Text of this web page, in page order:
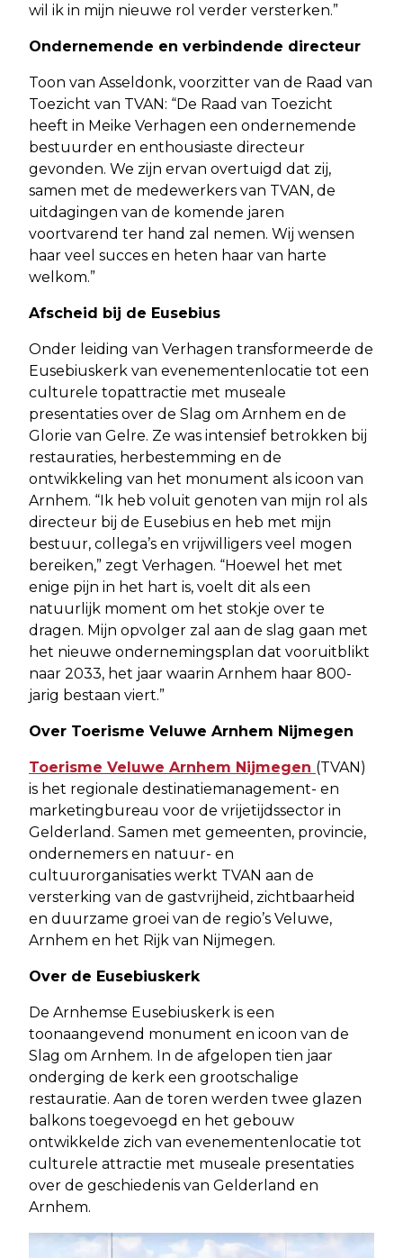
wil ik in mijn nieuwe rol verder versterken.”
Ondernemende en verbindende directeur
Toon van Asseldonk, voorzitter van de Raad van
Toezicht van TVAN: “De Raad van Toezicht
heeft in Meike Verhagen een ondernemende
bestuurder en enthousiaste directeur
gevonden. We zijn ervan overtuigd dat zij,
samen met de medewerkers van TVAN, de
uitdagingen van de komende jaren
voortvarend ter hand zal nemen. Wij wensen
haar veel succes en heten haar van harte
welkom.”
Afscheid bij de Eusebius
Onder leiding van Verhagen transformeerde de
Eusebiuskerk van evenementenlocatie tot een
culturele topattractie met museale
presentaties over de Slag om Arnhem en de
Glorie van Gelre. Ze was intensief betrokken bij
restauraties, herbestemming en de
ontwikkeling van het monument als icoon van
Arnhem. “Ik heb voluit genoten van mijn rol als
directeur bij de Eusebius en heb met mijn
bestuur, collega’s en vrijwilligers veel mogen
bereiken,” zegt Verhagen. “Hoewel het met
enige pijn in het hart is, voelt dit als een
natuurlijk moment om het stokje over te
dragen. Mijn opvolger zal aan de slag gaan met
het nieuwe ondernemingsplan dat vooruitblikt
naar 2033, het jaar waarin Arnhem haar 800-
jarig bestaan viert.”
Over Toerisme Veluwe Arnhem Nijmegen
Toerisme Veluwe Arnhem Nijmegen (TVAN)
is het regionale destinatiemanagement- en
marketingbureau voor de vrijetijdssector in
Gelderland. Samen met gemeenten, provincie,
ondernemers en natuur- en
cultuurorganisaties werkt TVAN aan de
versterking van de gastvrijheid, zichtbaarheid
en duurzame groei van de regio’s Veluwe,
Arnhem en het Rijk van Nijmegen.
Over de Eusebiuskerk
De Arnhemse Eusebiuskerk is een
toonaangevend monument en icoon van de
Slag om Arnhem. In de afgelopen tien jaar
onderging de kerk een grootschalige
restauratie. Aan de toren werden twee glazen
balkons toegevoegd en het gebouw
ontwikkelde zich van evenementenlocatie tot
culturele attractie met museale presentaties
over de geschiedenis van Gelderland en
Arnhem.